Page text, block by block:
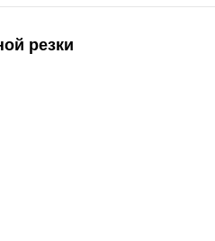
резки